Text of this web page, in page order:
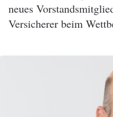
neues
Versicherer beim